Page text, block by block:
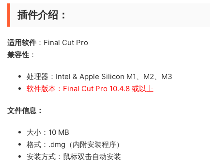
插件介绍：
适用软件 ：Final Cut Pro
兼容性 ：
处理器：Intel & Apple Silicon M1、M2、M3
软件版本：Final Cut Pro 10.4.8 或以上
文件信息：
大小：10 MB
格式：.dmg（内附安装程序）
安装方式：鼠标双击自动安装